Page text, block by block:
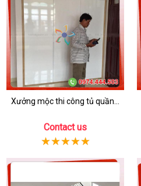
Xưởng mộc thi công tủ quần...
Contact us